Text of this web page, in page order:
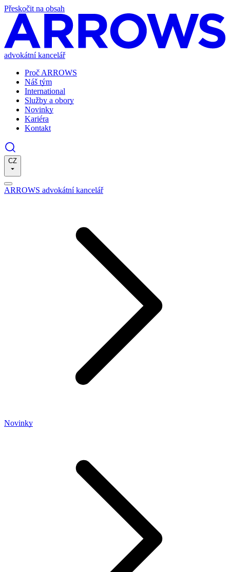
Přeskočit na obsah
advokátní kancelář
Proč ARROWS
Náš tým
International
Služby a obory
Novinky
Kariéra
Kontakt
CZ
ARROWS advokátní kancelář
Novinky